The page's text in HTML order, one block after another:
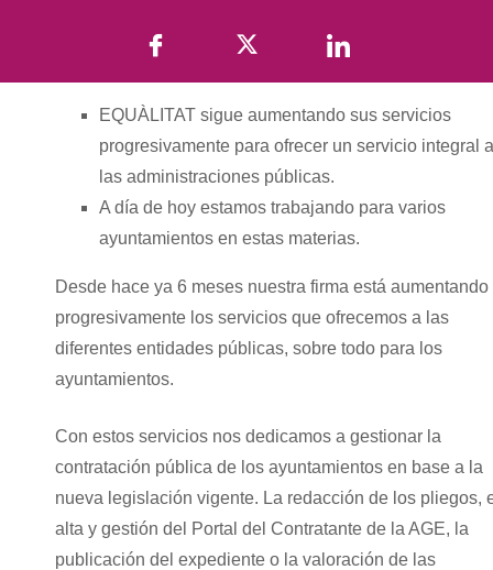
EQUÀLITAT sigue aumentando sus servicios
progresivamente para ofrecer un servicio integral a
las administraciones públicas.
A día de hoy estamos trabajando para varios
ayuntamientos en estas materias.
Desde hace ya 6 meses nuestra firma está aumentando
progresivamente los servicios que ofrecemos a las
diferentes entidades públicas, sobre todo para los
ayuntamientos.
Con estos servicios nos dedicamos a gestionar la
contratación pública de los ayuntamientos en base a la
nueva legislación vigente. La redacción de los pliegos,
alta y gestión del Portal del Contratante de la AGE, la
publicación del expediente o la valoración de las